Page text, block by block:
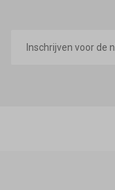
mailadres